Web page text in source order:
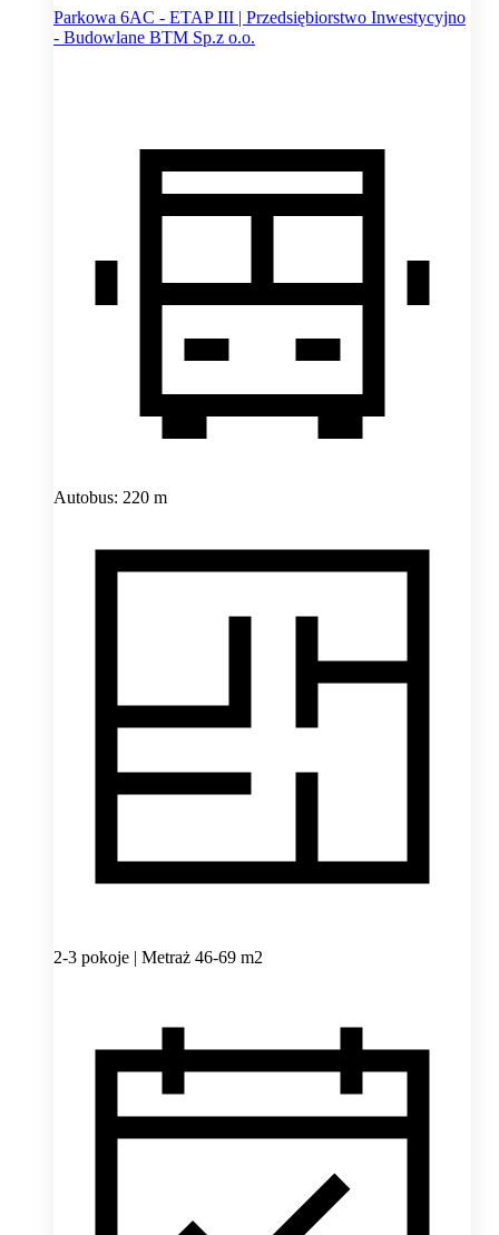
Parkowa 6AC - ETAP III | Przedsiębiorstwo Inwestycyjno
- Budowlane BTM Sp.z o.o.
Autobus: 220 m
2-3 pokoje | Metraż 46-69 m2